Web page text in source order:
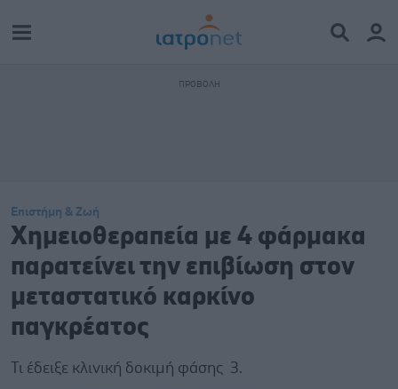
Επιστήμη & Ζωή
Χημειοθεραπεία με 4 φάρμακα
παρατείνει την επιβίωση στον
μεταστατικό καρκίνο
παγκρέατος
Τι έδειξε κλινική δοκιμή φάσης 3.